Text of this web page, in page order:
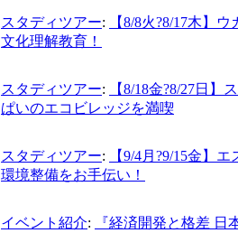
スタディツアー:
【8/8火?8/17木】
文化理解教育！
スタディツアー:
【8/18金?8/27日
ぱいのエコビレッジを満喫
スタディツアー:
【9/4月?9/15金】
環境整備をお手伝い！
イベント紹介:
『経済開発と格差